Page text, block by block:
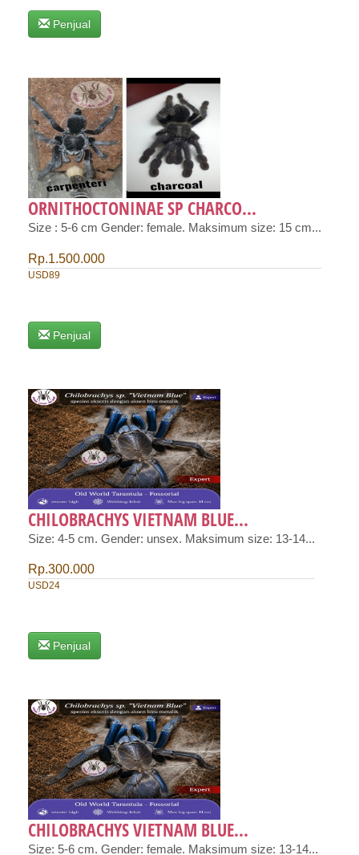
Penjual
ORNITHOCTONINAE SP CHARCO...
Size : 5-6 cm Gender: female. Maksimum size: 15 cm...
Rp.1.500.000
USD89
Penjual
CHILOBRACHYS VIETNAM BLUE...
Size: 4-5 cm. Gender: unsex. Maksimum size: 13-14...
Rp.300.000
USD24
Penjual
CHILOBRACHYS VIETNAM BLUE...
Size: 5-6 cm. Gender: female. Maksimum size: 13-14...